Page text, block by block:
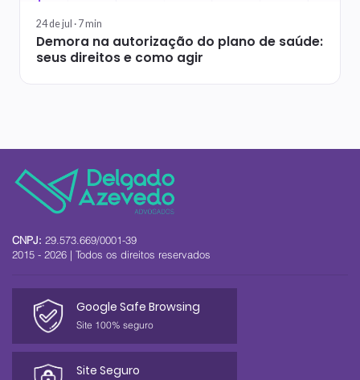
24 de jul · 7min
Demora na autorização do plano de saúde:
seus direitos e como agir
CNPJ: 29.573.669/0001-39
2015 - 2026 | Todos os direitos reservados
Google Safe Browsing
Site 100% seguro
Site Seguro